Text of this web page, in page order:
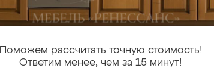
Поможем рассчитать точную стоимость!
Ответим менее, чем за 15 минут!